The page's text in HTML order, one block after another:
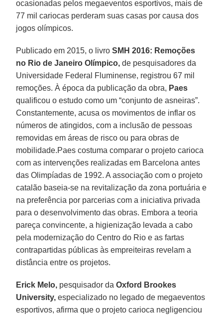
ocasionadas pelos megaeventos esportivos, mais de
77 mil cariocas perderam suas casas por causa dos
jogos olímpicos.
Publicado em 2015, o livroSMH 2016: Remoções
no Rio de Janeiro Olímpico, de pesquisadores da
Universidade Federal Fluminense, registrou 67 mil
remoções. À época da publicação da obra, Paes
qualificou o estudo como um “conjunto de asneiras”.
Constantemente, acusa os movimentos de inflar os
números de atingidos, com a inclusão de pessoas
removidas em áreas de risco ou para obras de
mobilidade.Paes costuma comparar o projeto carioca
com as intervenções realizadas em Barcelona antes
das Olimpíadas de 1992. A associação com o projeto
catalão baseia-se na revitalização da zona portuária e
na preferência por parcerias com a iniciativa privada
para o desenvolvimento das obras. Embora a teoria
pareça convincente, a higienização levada a cabo
pela modernização do Centro do Rio e as fartas
contrapartidas públicas às empreiteiras revelam a
distância entre os projetos.
Erick Melo, pesquisador daOxford Brookes
University, especializado no legado de megaeventos
esportivos, afirma que o projeto carioca negligenciou